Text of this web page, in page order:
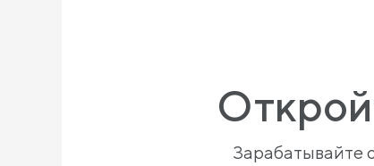
Зарабатывайте